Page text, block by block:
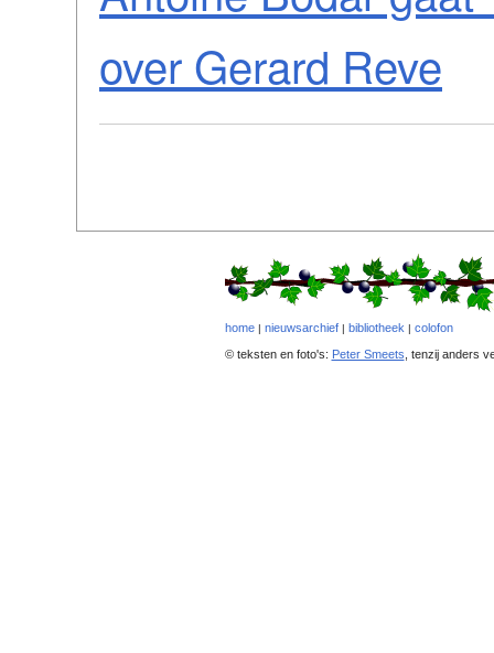
over Gerard Reve
home| nieuwsarchief| bibliotheek | colofon
© teksten en foto's: Peter Smeets , tenzij anders